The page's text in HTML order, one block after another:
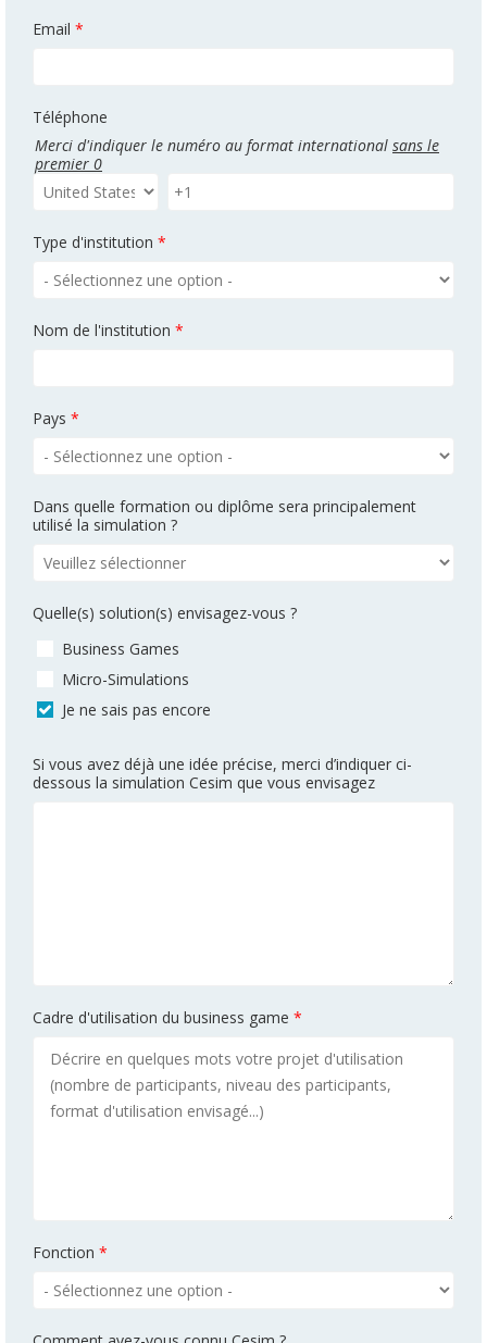
Email *
Téléphone
Merci d'indiquer le numéro au format international sans le
premier 0
Type d'institution *
Nom de l'institution *
Pays *
Dans quelle formation ou diplôme sera principalement
utilisé la simulation ?
Quelle(s) solution(s) envisagez-vous ?
Business Games
Micro-Simulations
Je ne sais pas encore
Si vous avez déjà une idée précise, merci d’indiquer ci-
dessous la simulation Cesim que vous envisagez
Cadre d'utilisation du business game *
Fonction *